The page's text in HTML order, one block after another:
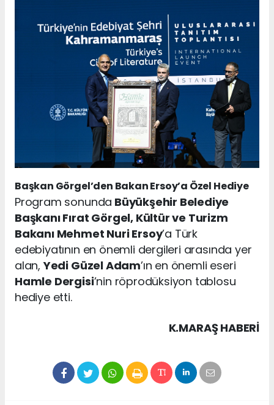
Başkan Görgel’den Bakan Ersoy’a Özel Hediye
Program sonunda Büyükşehir Belediye
Başkanı Fırat Görgel, Kültür ve Turizm
Bakanı Mehmet Nuri Ersoy’a Türk
edebiyatının en önemli dergileri arasında yer
alan,Yedi Güzel Adam’ın en önemli eseri
Hamle Dergisi’nin röprodüksiyon tablosu
hediye etti.
K.MARAŞ HABERİ